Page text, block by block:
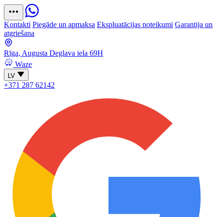
Kontakti Piegāde un apmaksa Ekspluatācijas noteikumi Garantija un
atgriešana
Rīga, Augusta Deglava iela 69H
Waze
LV
+371 287 62142